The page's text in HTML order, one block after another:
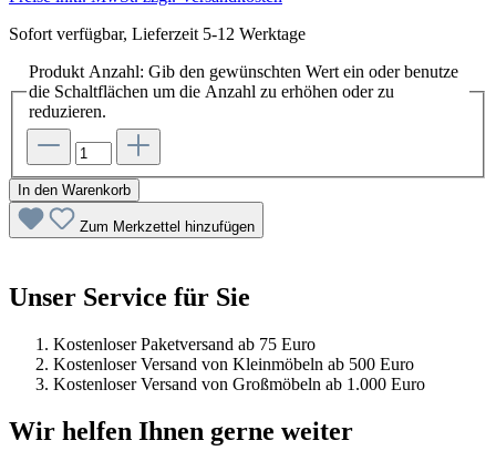
Sofort verfügbar, Lieferzeit 5-12 Werktage
Produkt Anzahl: Gib den gewünschten Wert ein oder benutze
die Schaltflächen um die Anzahl zu erhöhen oder zu
reduzieren.
In den Warenkorb
Zum Merkzettel hinzufügen
Unser Service für Sie
Kostenloser Paketversand ab 75 Euro
Kostenloser Versand von Kleinmöbeln ab 500 Euro
Kostenloser Versand von Großmöbeln ab 1.000 Euro
Wir helfen Ihnen gerne weiter